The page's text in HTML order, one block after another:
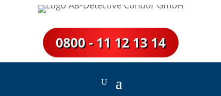
0800 - 11 12 13 14